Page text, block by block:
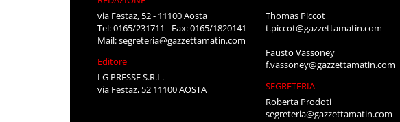
via Festaz, 52 - 11100 Aosta
Tel: 0165/231711 - Fax: 0165/1820141
Mail:segreteria@gazzettamatin.com
Editore
LG PRESSE S.R.L.
via Festaz, 52 11100 AOSTA
Thomas Piccot
t.piccot@gazzettamatin.com
Fausto Vassoney
f.vassoney@gazzettamatin.com
SEGRETERIA
Roberta Prodoti
segreteria@gazzettamatin.com